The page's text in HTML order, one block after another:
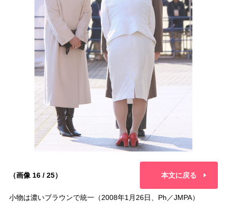
（画像 16 / 25） 本文に戻る
小物は濃いブラウンで統一（2008年1月26日、Ph／JMPA）